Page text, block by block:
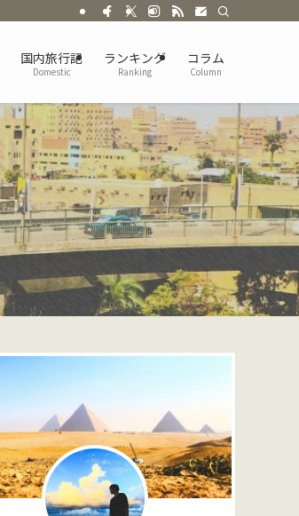
国内旅行記
Domestic
ランキング
Ranking
コラム
Column